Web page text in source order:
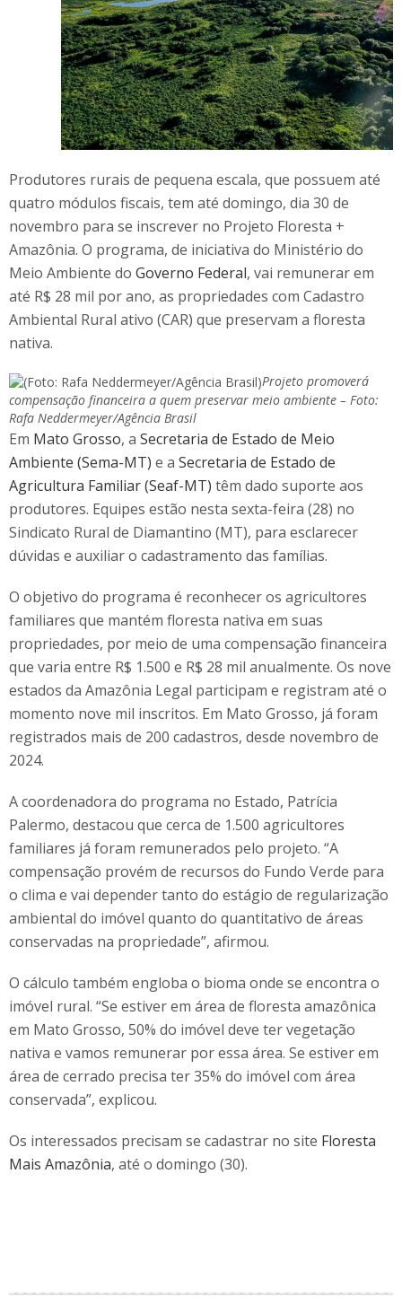
Produtores rurais de pequena escala, que possuem até
quatro módulos fiscais, tem até domingo, dia 30 de
novembro para se inscrever no Projeto Floresta +
Amazônia. O programa, de iniciativa do Ministério do
Meio Ambiente do Governo Federal, vai remunerar em
até R$ 28 mil por ano, as propriedades com Cadastro
Ambiental Rural ativo (CAR) que preservam a floresta
nativa.
Projeto promoverá
compensação financeira a quem preservar meio ambiente – Foto:
Rafa Neddermeyer/Agência Brasil
Em Mato Grosso, a Secretaria de Estado de Meio
Ambiente (Sema-MT) e a Secretaria de Estado de
Agricultura Familiar (Seaf-MT) têm dado suporte aos
produtores. Equipes estão nesta sexta-feira (28) no
Sindicato Rural de Diamantino (MT), para esclarecer
dúvidas e auxiliar o cadastramento das famílias.
O objetivo do programa é reconhecer os agricultores
familiares que mantém floresta nativa em suas
propriedades, por meio de uma compensação financeira
que varia entre R$ 1.500 e R$ 28 mil anualmente. Os nove
estados da Amazônia Legal participam e registram até o
momento nove mil inscritos. Em Mato Grosso, já foram
registrados mais de 200 cadastros, desde novembro de
2024.
A coordenadora do programa no Estado, Patrícia
Palermo, destacou que cerca de 1.500 agricultores
familiares já foram remunerados pelo projeto. “A
compensação provém de recursos do Fundo Verde para
o clima e vai depender tanto do estágio de regularização
ambiental do imóvel quanto do quantitativo de áreas
conservadas na propriedade”, afirmou.
O cálculo também engloba o bioma onde se encontra o
imóvel rural. “Se estiver em área de floresta amazônica
em Mato Grosso, 50% do imóvel deve ter vegetação
nativa e vamos remunerar por essa área. Se estiver em
área de cerrado precisa ter 35% do imóvel com área
conservada”, explicou.
Os interessados precisam se cadastrar no site Floresta
Mais Amazônia, até o domingo (30).